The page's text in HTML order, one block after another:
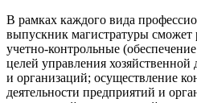
В рамках каждого вида
выпускник магистратуры сможет
учетно-контрольные
целей управления хозяйственной
и организаций; осуществление
деятельности предприятий и